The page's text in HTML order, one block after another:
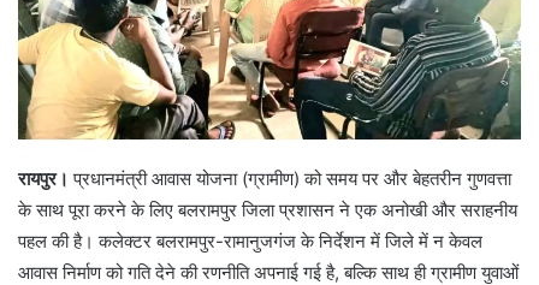
रायपुर। प्रधानमंत्री आवास योजना (ग्रामीण) को समय पर और बेहतरीन गुणवत्ता
के साथ पूरा करने के लिए बलरामपुर जिला प्रशासन ने एक अनोखी और सराहनीय
पहल की है। कलेक्टर बलरामपुर-रामानुजगंज के निर्देशन में जिले में न केवल
आवास निर्माण को गति देने की रणनीति अपनाई गई है, बल्कि साथ ही ग्रामीण युवाओं